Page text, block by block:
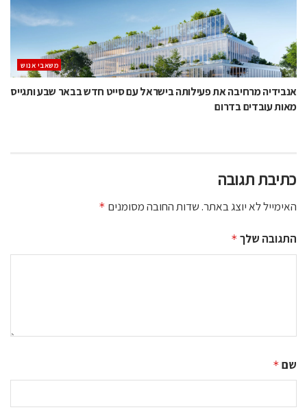
משאבי אנוש
אנבידיה מרחיבה את פעילותה בישראל עם סייט חדש בבאר שבע ותגייס
מאות עובדים בדרום
כתיבת תגובה
האימייל לא יוצג באתר.שדות החובה מסומנים *
התגובה שלך *
שם *